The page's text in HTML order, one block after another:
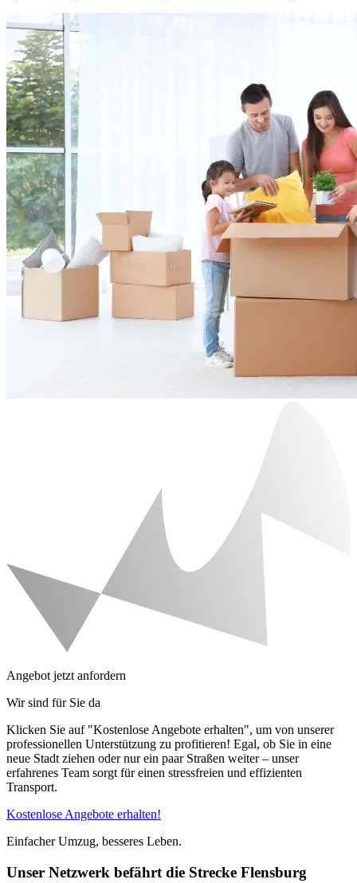
Angebot jetzt anfordern
Wir sind für Sie da
Klicken Sie auf "Kostenlose Angebote erhalten", um von unserer
professionellen Unterstützung zu profitieren! Egal, ob Sie in eine
neue Stadt ziehen oder nur ein paar Straßen weiter – unser
erfahrenes Team sorgt für einen stressfreien und effizienten
Transport.
Kostenlose Angebote erhalten!
Einfacher Umzug, besseres Leben.
Unser Netzwerk befährt die Strecke Flensburg